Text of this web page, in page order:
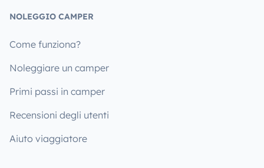
NOLEGGIO CAMPER
Come funziona?
Noleggiare un camper
Primi passi in camper
Recensioni degli utenti
Aiuto viaggiatore